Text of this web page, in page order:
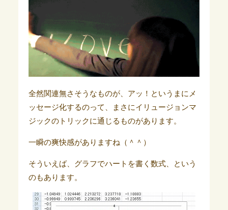
全然関連無さそうなものが、アッ！というまにメ
ッセージ化するのって、まさにイリュージョンマ
ジックのトリックに通じるものがあります。
一瞬の爽快感がありますね（＾＾）
そういえば、グラフでハートを書く数式、という
のもあります。